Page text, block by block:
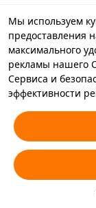
Мы используем
предоставления
максимального
рекламы нашего
Сервиса и
эффективности
с которыми мы
использовать
устройстве в
«Отклонить
куки-файлы, или
необходимо